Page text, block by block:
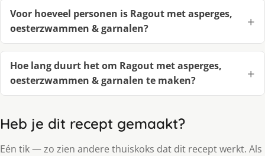
Voor hoeveel personen is Ragout met asperges,
oesterzwammen & garnalen?
Hoe lang duurt het om Ragout met asperges,
oesterzwammen & garnalen te maken?
Heb je dit recept gemaakt?
Eén tik — zo zien andere thuiskoks dat dit recept werkt. Als